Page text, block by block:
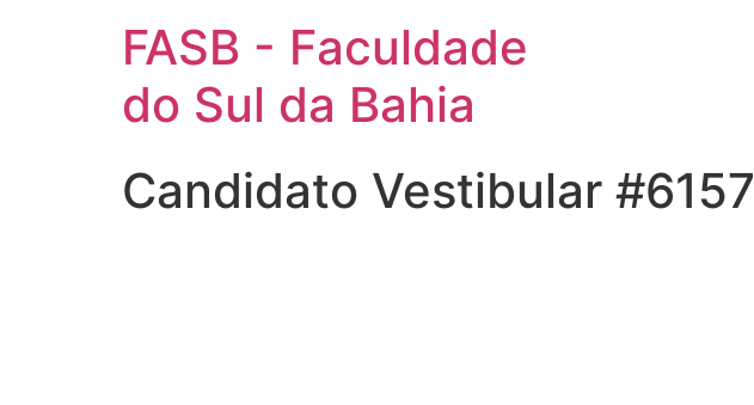
FASB - Faculdade
do Sul da Bahia
Candidato Vestibular #6157